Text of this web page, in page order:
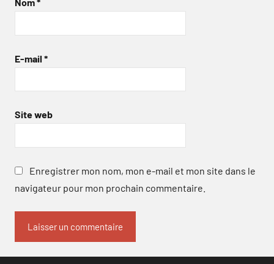
E-mail *
Site web
Enregistrer mon nom, mon e-mail et mon site dans le
navigateur pour mon prochain commentaire.